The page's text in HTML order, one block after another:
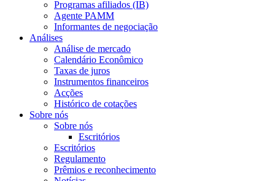
Programas afiliados (IB)
Agente PAMM
Informantes de negociação
Análises
Análise de mercado
Calendário Econômico
Taxas de juros
Instrumentos financeiros
Acções
Histórico de cotações
Sobre nós
Sobre nós
Escritórios
Escritórios
Regulamento
Prêmios e reconhecimento